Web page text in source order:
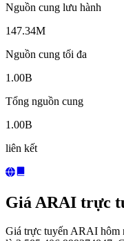
Nguồn cung lưu hành
147.34M
Nguồn cung tối đa
1.00B
Tổng nguồn cung
1.00B
liên kết
Giá ARAI trực
Giá trực tuyến ARAI hôm